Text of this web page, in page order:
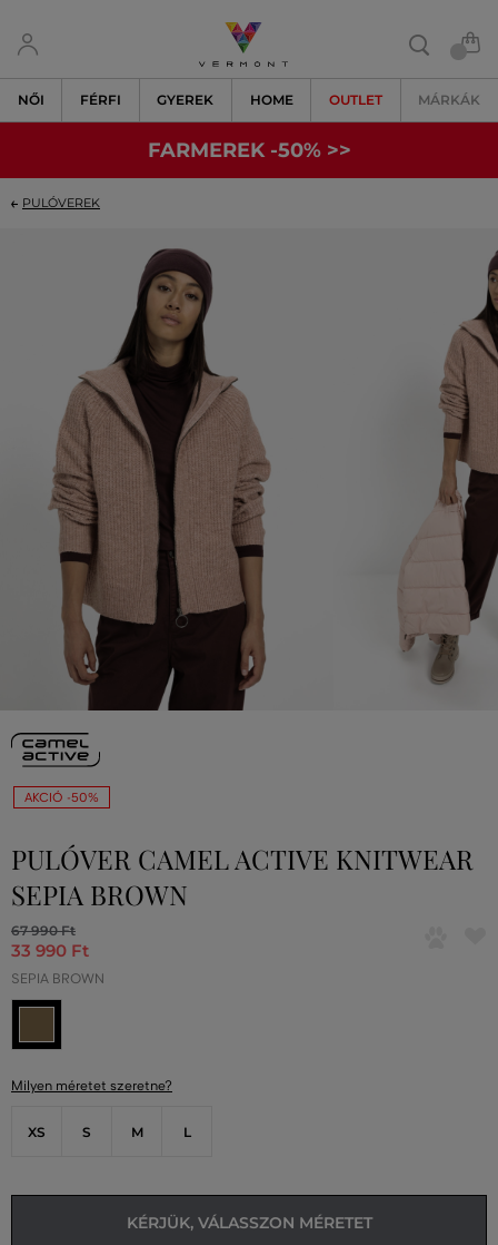
NŐI FÉRFI GYEREK HOME OUTLET MÁRKÁK
FARMEREK -50% >>
PULÓVEREK
AKCIÓ -50%
PULÓVER CAMEL ACTIVE KNITWEAR
SEPIA BROWN
67 990 Ft
33 990 Ft
SEPIA BROWN
Milyen méretet szeretne?
XS S M L
KÉRJÜK, VÁLASSZON MÉRETET